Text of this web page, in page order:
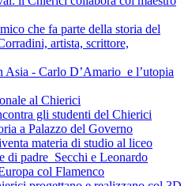
che fa parte della storia del
artista, scrittore,
Asia - Carlo D’Amario e l’utopia
al Chierici
gli studenti del Chierici
a Palazzo del Governo
materia di studio al liceo
di padre Secchi e Leonardo
col Flamenco